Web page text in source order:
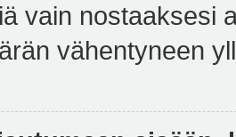
vain nostaaksesi
vähentyneen